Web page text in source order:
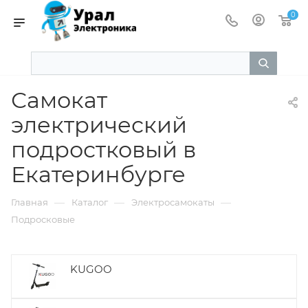
0
Самокат
электрический
подростковый в
Екатеринбурге
Главная — Каталог — Электросамокаты —
Подросковые
KUGOO